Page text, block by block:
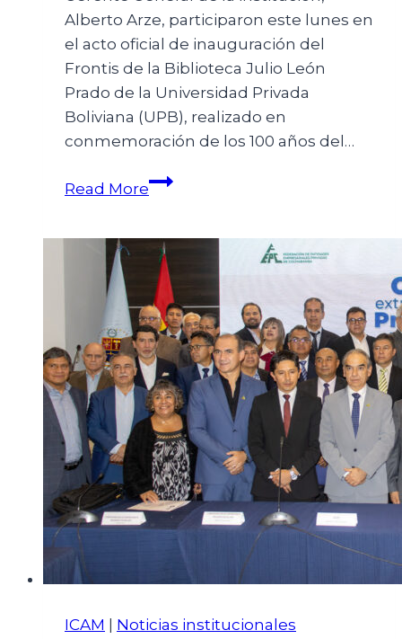
Alberto Arze, participaron este lunes en
el acto oficial de inauguración del
Frontis de la Biblioteca Julio León
Prado de la Universidad Privada
Boliviana (UPB), realizado en
conmemoración de los 100 años del…
Read More
ICAM Noticias institucionales